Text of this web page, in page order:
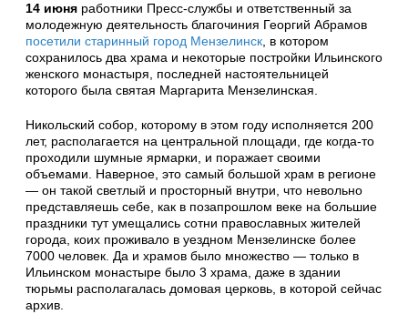
14 июня работники Пресс-службы и ответственный за
молодежную деятельность благочиния Георгий Абрамов
посетили старинный город Мензелинск, в котором
сохранилось два храма и некоторые постройки Ильинского
женского монастыря, последней настоятельницей
которого была святая Маргарита Мензелинская.
Никольский собор, которому в этом году исполняется 200
лет, располагается на центральной площади, где когда-то
проходили шумные ярмарки, и поражает своими
объемами. Наверное, это самый большой храм в регионе
— он такой светлый и просторный внутри, что невольно
представляешь себе, как в позапрошлом веке на большие
праздники тут умещались сотни православных жителей
города, коих проживало в уездном Мензелинске более
7000 человек. Да и храмов было множество — только в
Ильинском монастыре было 3 храма, даже в здании
тюрьмы располагалась домовая церковь, в которой сейчас
архив.